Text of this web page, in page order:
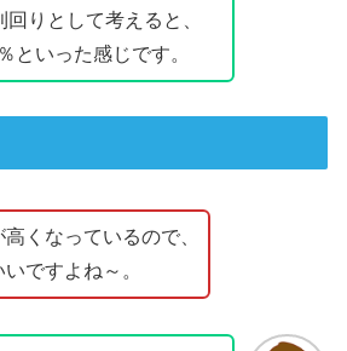
回りとして考えると、
といった感じです。
くなっているので、
ですよね～。